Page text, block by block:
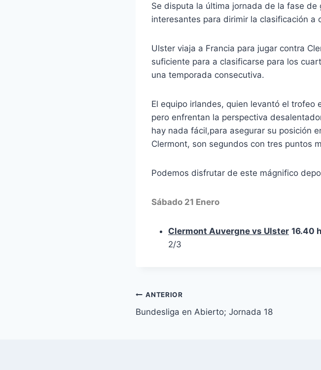
Se disputa la última jornada de la fase
interesantes para dirimir la clasificación a
Ulster viaja a Francia para jugar contra
suficiente para a clasificarse para los
una temporada consecutiva.
El equipo irlandes, quien levantó el
pero enfrentan la perspectiva
hay nada fácil,para asegurar su posición
Clermont, son segundos con tres puntos
Podemos disfrutar de este mágnifico
Sábado 21 Enero
Clermont Auvergne vs Ulster 16.40
2/3
Navegación
de
ANTERIOR
Bundesliga en Abierto; Jornada 18